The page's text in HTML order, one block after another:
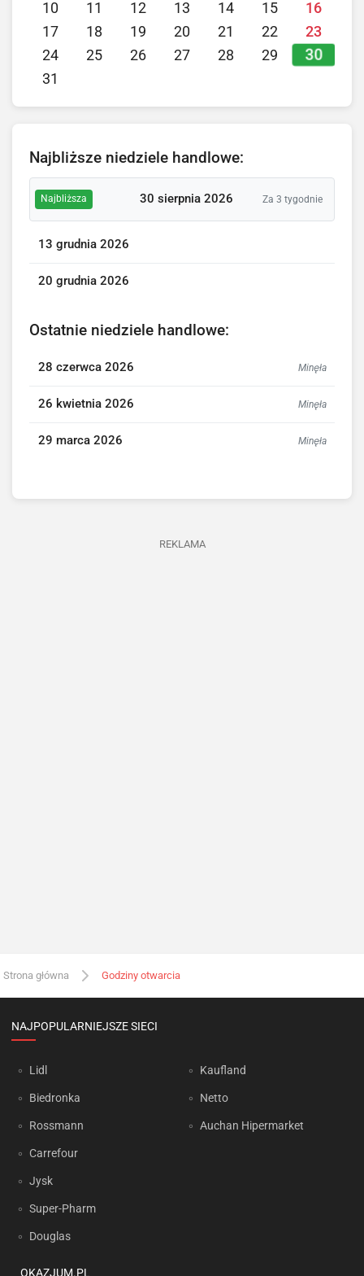
10
11 12 13 14 15
16
17
18 19 20 21 22
23
24
25 26 27 28 29 30
31
Najbliższe niedziele handlowe:
Najbliższa 30 sierpnia 2026 Za 3 tygodnie
13 grudnia 2026
20 grudnia 2026
Ostatnie niedziele handlowe:
28 czerwca 2026 Minęła
26 kwietnia 2026 Minęła
29 marca 2026 Minęła
REKLAMA
Strona główna Godziny otwarcia
NAJPOPULARNIEJSZE SIECI
Lidl
Biedronka
Rossmann
Carrefour
Jysk
Super-Pharm
Douglas
Kaufland
Netto
Auchan Hipermarket
OKAZJUM.PL